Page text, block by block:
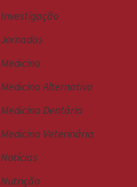
Investigação
Jornadas
Medicina
Medicina Alternativa
Medicina Dentária
Medicina Veterinária
Notícias
Nutrição